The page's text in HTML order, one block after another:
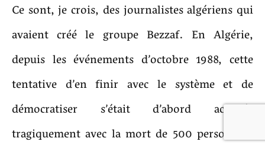
Ce sont, je crois, des journalistes algériens qui
avaient créé le groupe Bezzaf. En Algérie,
depuis les événements d’octobre 1988, cette
tentative d’en finir avec le système et de
démocratiser s’était d’abord achevée
tragiquement avec la mort de 500 personnes.